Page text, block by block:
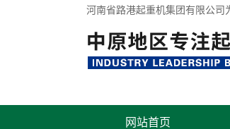
河南省路港起重机集团有限公司
网站首页